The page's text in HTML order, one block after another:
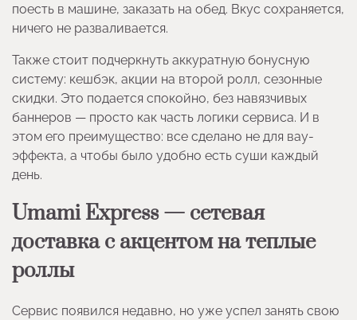
поесть в машине, заказать на обед. Вкус сохраняется,
ничего не разваливается.
Также стоит подчеркнуть аккуратную бонусную
систему: кешбэк, акции на второй ролл, сезонные
скидки. Это подается спокойно, без навязчивых
баннеров — просто как часть логики сервиса. И в
этом его преимущество: все сделано не для вау-
эффекта, а чтобы было удобно есть суши каждый
день.
Umami Express — сетевая
доставка с акцентом на теплые
роллы
Сервис появился недавно, но уже успел занять свою